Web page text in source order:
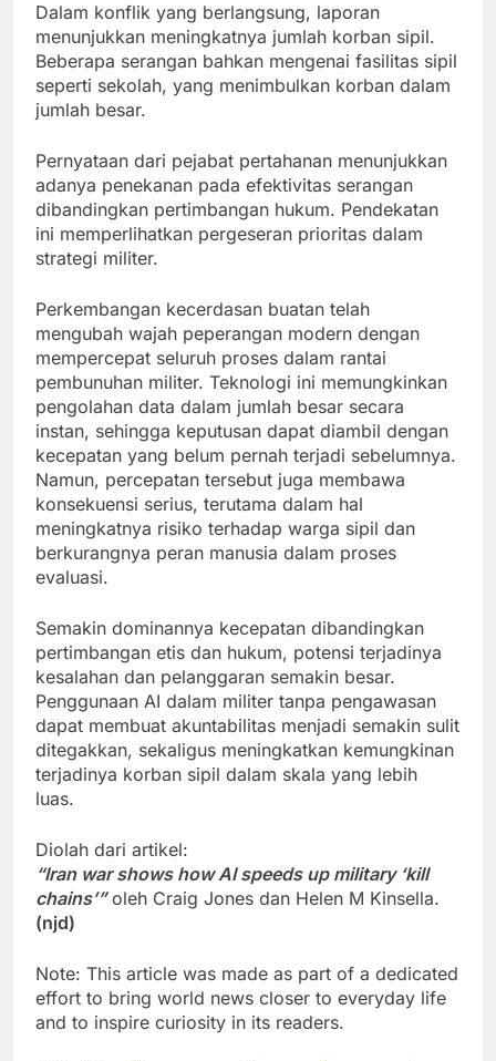
Dalam konflik yang berlangsung, laporan
menunjukkan meningkatnya jumlah korban sipil.
Beberapa serangan bahkan mengenai fasilitas sipil
seperti sekolah, yang menimbulkan korban dalam
jumlah besar.
Pernyataan dari pejabat pertahanan menunjukkan
adanya penekanan pada efektivitas serangan
dibandingkan pertimbangan hukum. Pendekatan
ini memperlihatkan pergeseran prioritas dalam
strategi militer.
Perkembangan kecerdasan buatan telah
mengubah wajah peperangan modern dengan
mempercepat seluruh proses dalam rantai
pembunuhan militer. Teknologi ini memungkinkan
pengolahan data dalam jumlah besar secara
instan, sehingga keputusan dapat diambil dengan
kecepatan yang belum pernah terjadi sebelumnya.
Namun, percepatan tersebut juga membawa
konsekuensi serius, terutama dalam hal
meningkatnya risiko terhadap warga sipil dan
berkurangnya peran manusia dalam proses
evaluasi.
Semakin dominannya kecepatan dibandingkan
pertimbangan etis dan hukum, potensi terjadinya
kesalahan dan pelanggaran semakin besar.
Penggunaan AI dalam militer tanpa pengawasan
dapat membuat akuntabilitas menjadi semakin sulit
ditegakkan, sekaligus meningkatkan kemungkinan
terjadinya korban sipil dalam skala yang lebih
luas.
Diolah dari artikel:
“Iran war shows how AI speeds up military ‘kill
chains’”oleh Craig Jones dan Helen M Kinsella.
(njd)
Note: This article was made as part of a dedicated
effort to bring world news closer to everyday life
and to inspire curiosity in its readers.